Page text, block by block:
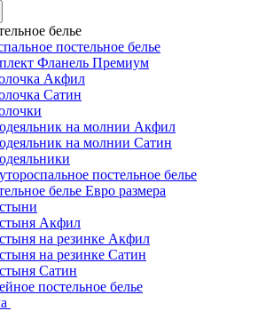
белье
постельное белье
Фланель Премиум
Акфил
Сатин
на молнии Акфил
на молнии Сатин
постельное белье
белье Евро размера
Акфил
на резинке Акфил
на резинке Сатин
Сатин
постельное белье